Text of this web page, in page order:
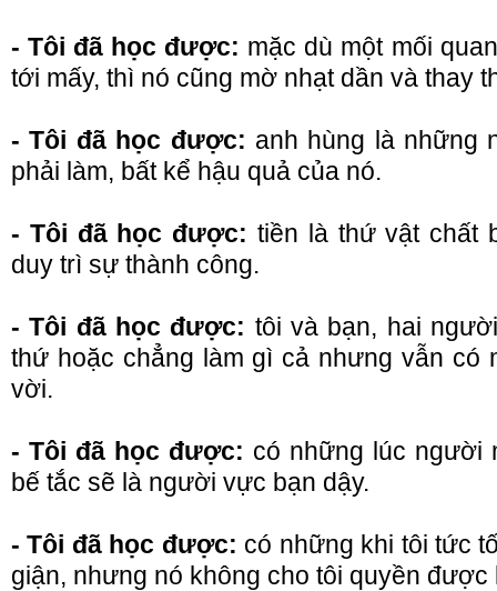
- Tôi đã học được: mặc dù một mối
tới mấy, thì nó cũng mờ nhạt dần và thay
- Tôi đã học được: anh hùng là những
phải làm, bất kể hậu quả của nó.
- Tôi đã học được: tiền là thứ vật chất
duy trì sự thành công.
- Tôi đã học được: tôi và bạn, hai
thứ hoặc chẳng làm gì cả nhưng vẫn có
vời.
- Tôi đã học được: có những lúc người
bế tắc sẽ là người vực bạn dậy.
- Tôi đã học được: có những khi tôi tức
giận, nhưng nó không cho tôi quyền được